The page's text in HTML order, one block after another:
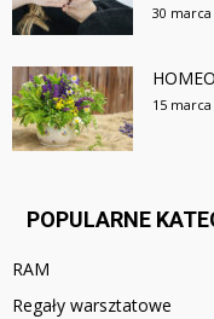
30 marca
15 marca
POPULARNE
RAM
Regały warsztatowe